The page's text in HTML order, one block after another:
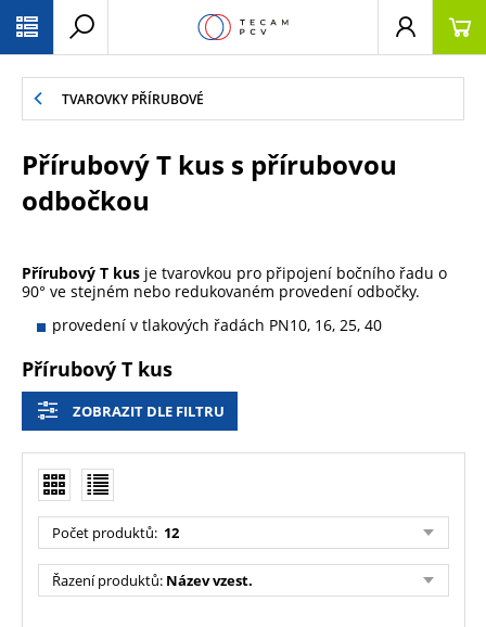
TVAROVKY PŘÍRUBOVÉ
Přírubový T kus s přírubovou
odbočkou
Přírubový T kus je tvarovkou pro připojení bočního řadu o
90° ve stejném nebo redukovaném provedení odbočky.
provedení v tlakových řadách PN10, 16, 25, 40
Přírubový T kus
ZOBRAZIT DLE FILTRU
Počet produktů: 12
Řazení produktů: Název vzest.